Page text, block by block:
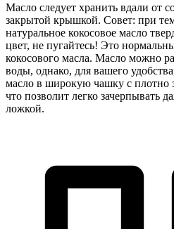
Масло следует хранить вдали от
закрытой крышкой. Совет: при
натуральное кокосовое масло
цвет, не пугайтесь! Это
кокосового масла. Масло можно
воды, однако, для вашего
масло в широкую чашку с
что позволит легко зачерпывать
ложкой.